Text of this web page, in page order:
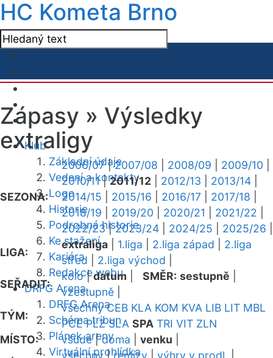
HC Kometa Brno
Klub
Základní údaje
Vedení a kontakty
Logo
Historie
Podrobná historie
Ke stažení
Kariéra
Redakce webu
DRFG Arena
DRFG Arena
Schéma tribun
Plánek areny
Virtuální prohlídka
Zápasy » Výsledky
extraligy
SEZONA:
2006/07|2007/08 2008/09 2009/10
2010/11|2011/12 2012/13 2013/14
2014/15
2015/16 2016/17 2017/18
2018/19
2019/20 2020/21 2021/22
2022/23|2023/24 2024/25 2025/26
LIGA:
extraliga 1.liga 2.liga západ
2.liga
střed
2.liga východ
SEŘADIT:
kolo|datum SMĚR: sestupně
vzestupně
TÝM:
všechny CEB KLA KOM KVA LIB LIT MBL
PCE PLZ SLA SPA TRI VIT ZLN
MÍSTO:
všude|doma venku
všechny|remízy výhry v prodl.